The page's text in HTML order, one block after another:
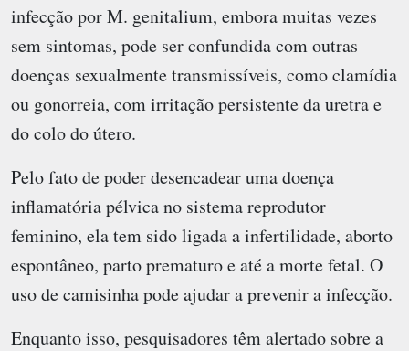
infecção por M. genitalium, embora muitas vezes
sem sintomas, pode ser confundida com outras
doenças sexualmente transmissíveis, como clamídia
ou gonorreia, com irritação persistente da uretra e
do colo do útero.
Pelo fato de poder desencadear uma doença
inflamatória pélvica no sistema reprodutor
feminino, ela tem sido ligada a infertilidade, aborto
espontâneo, parto prematuro e até a morte fetal. O
uso de camisinha pode ajudar a prevenir a infecção.
Enquanto isso, pesquisadores têm alertado sobre a